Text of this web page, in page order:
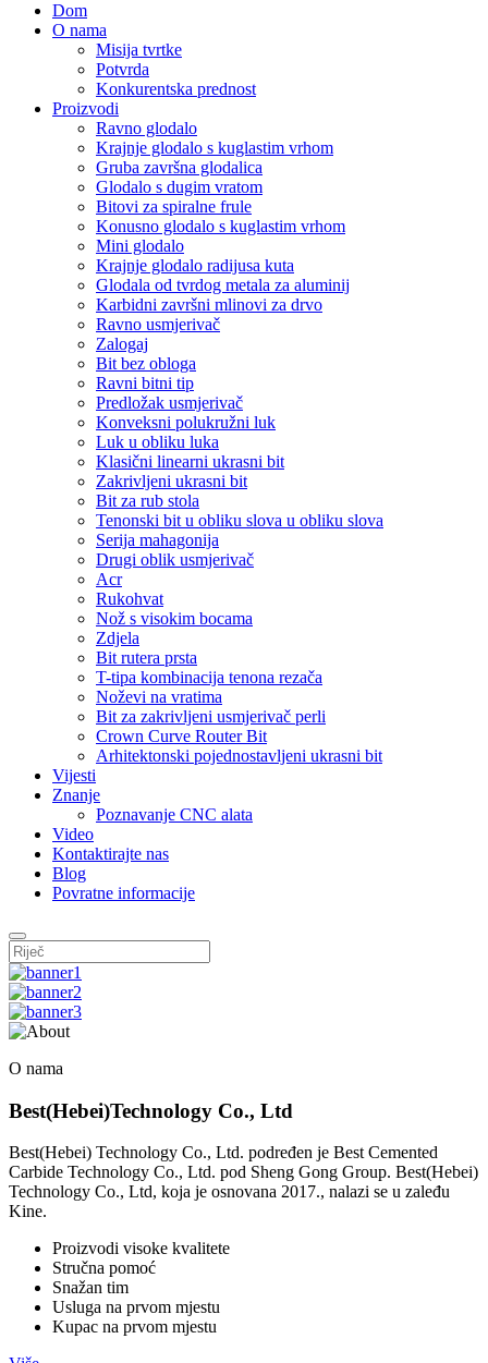
Dom
O nama
Misija tvrtke
Potvrda
Konkurentska prednost
Proizvodi
Ravno glodalo
Krajnje glodalo s kuglastim vrhom
Gruba završna glodalica
Glodalo s dugim vratom
Bitovi za spiralne frule
Konusno glodalo s kuglastim vrhom
Mini glodalo
Krajnje glodalo radijusa kuta
Glodala od tvrdog metala za aluminij
Karbidni završni mlinovi za drvo
Ravno usmjerivač
Zalogaj
Bit bez obloga
Ravni bitni tip
Predložak usmjerivač
Konveksni polukružni luk
Luk u obliku luka
Klasični linearni ukrasni bit
Zakrivljeni ukrasni bit
Bit za rub stola
Tenonski bit u obliku slova u obliku slova
Serija mahagonija
Drugi oblik usmjerivač
Acr
Rukohvat
Nož s visokim bocama
Zdjela
Bit rutera prsta
T-tipa kombinacija tenona rezača
Noževi na vratima
Bit za zakrivljeni usmjerivač perli
Crown Curve Router Bit
Arhitektonski pojednostavljeni ukrasni bit
Vijesti
Znanje
Poznavanje CNC alata
Video
Kontaktirajte nas
Blog
Povratne informacije
O nama
Best(Hebei)Technology Co., Ltd
Best(Hebei) Technology Co., Ltd. podređen je Best Cemented
Carbide Technology Co., Ltd. pod Sheng Gong Group. Best(Hebei)
Technology Co., Ltd, koja je osnovana 2017., nalazi se u zaleđu
Kine.
Proizvodi visoke kvalitete
Stručna pomoć
Snažan tim
Usluga na prvom mjestu
Kupac na prvom mjestu